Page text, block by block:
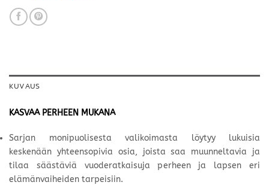
KUVAUS
KASVAA PERHEEN MUKANA
Sarjan monipuolisesta valikoimasta löytyy lukuisia
keskenään yhteensopivia osia, joista saa muunneltavia ja
tilaa säästäviä vuoderatkaisuja perheen ja lapsen eri
elämänvaiheiden tarpeisiin.